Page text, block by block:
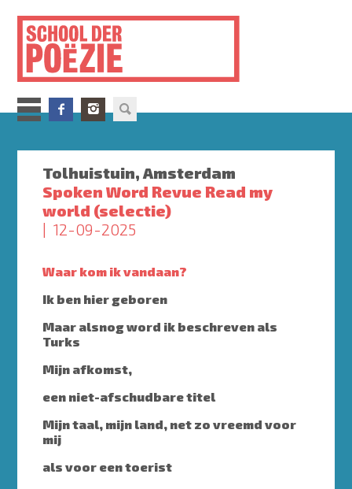
inhoud
gaan
Tolhuistuin, Amsterdam
Spoken Word Revue Read my
world (selectie)
12-09-2025
Waar kom ik vandaan?
Ik ben hier geboren
Maar alsnog word ik beschreven als
Turks
Mijn afkomst,
een niet-afschudbare titel
Mijn taal, mijn land, net zo vreemd voor
mij
als voor een toerist